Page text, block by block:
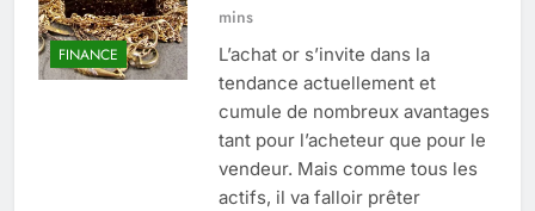
FINANCE
mins
L’achat or s’invite dans la
tendance actuellement et
cumule de nombreux avantages
tant pour l’acheteur que pour le
vendeur. Mais comme tous les
actifs, il va falloir prêter
Prévenir les chutes chez les
seniors: aménagement et
exercices
BIEN ÊTRE